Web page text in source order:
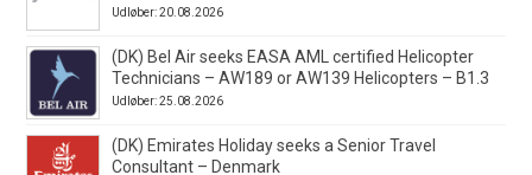
Udløber: 20.08.2026
(DK) Bel Air seeks EASA AML certified Helicopter
Technicians – AW189 or AW139 Helicopters – B1.3
Udløber: 25.08.2026
(DK) Emirates Holiday seeks a Senior Travel
Consultant – Denmark